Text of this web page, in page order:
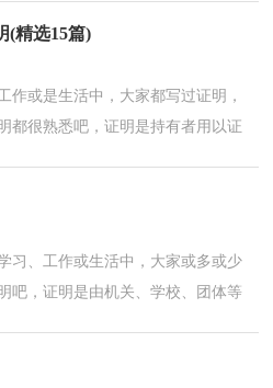
好证明而烦恼吧，以下是...
(精选15篇)
作或是生活中，大家都写过证明，
都很熟悉吧，证明是持有者用以证
怎么写呢？以下是小编...
习、工作或生活中，大家或多或少
吧，证明是由机关、学校、团体等
为大家整理的存款证明...